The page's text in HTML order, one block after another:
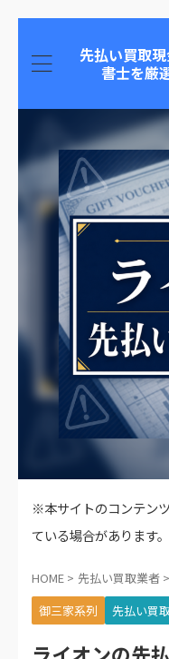
先払い買取
書士を厳
※本サイトのコンテン
ている場合があります。
HOME > 先払い買取業者 >
御三家系列
先払い買